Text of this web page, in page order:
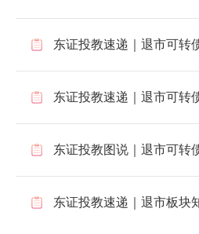
东证投教速递｜退市可转
东证投教速递｜退市可转
东证投教图说｜退市可转
东证投教速递｜退市板块